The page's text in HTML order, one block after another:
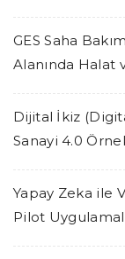
GES Saha
Alanında Halat
Dijital İkiz
Sanayi 4.0
Yapay Zeka ile
Pilot